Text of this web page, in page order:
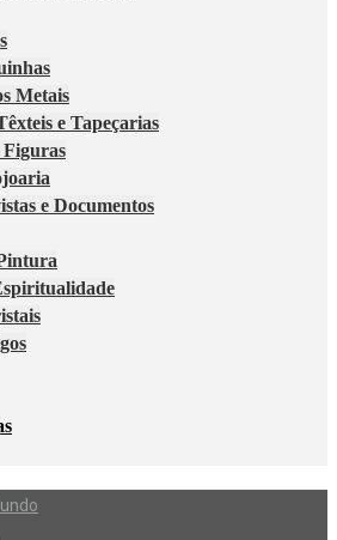
Metais
e Tapeçarias
e Documentos